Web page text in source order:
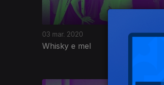
03 mar. 2020
Whisky e mel